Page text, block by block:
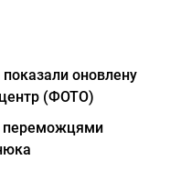
оновлену
центр (ФОТО)
переможцями